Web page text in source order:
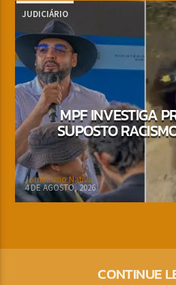
JUDICIÁRIO
MPF INVESTIGA
SUPOSTO
Jornalismo Nativa
4 DE AGOSTO, 2026
CONTINUE